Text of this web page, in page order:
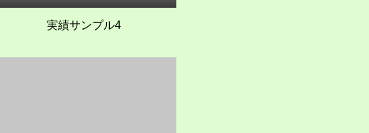
実績サンプル4